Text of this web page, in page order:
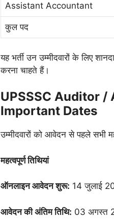
Assistant Accountant
कुल पद
यह भर्ती उन उम्मीदवारों के लिए
करना चाहते हैं।
UPSSSC Auditor
Important Dates
उम्मीदवारों को आवेदन से पहले सभी
महत्वपूर्ण तिथियां
ऑनलाइन आवेदन शुरू: 14 जुलाई
आवेदन की अंतिम तिथि: 03 अगस्त